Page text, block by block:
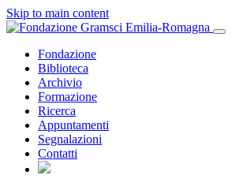
Skip to main content
Fondazione
Biblioteca
Archivio
Formazione
Ricerca
Appuntamenti
Segnalazioni
Contatti